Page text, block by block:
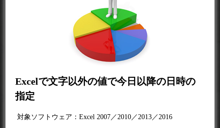
Excelで文字以外の値で今日以降の日時の
指定
対象ソフトウェア：Excel 2007／2010／2013／2016